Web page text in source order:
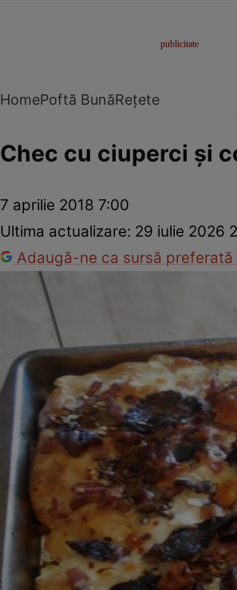
HomePoftă BunăRețete
Chec cu ciuperci şi
7 aprilie 2018 7:00
Ultima actualizare: 29 iulie 2026
Adaugă-ne ca sursă preferată